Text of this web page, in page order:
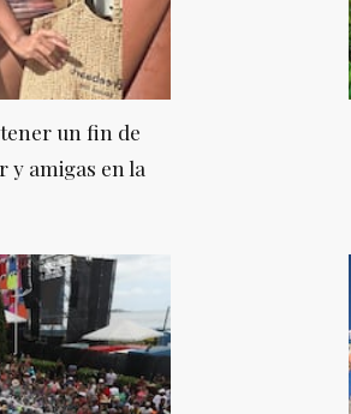
un fin de
y amigas en la